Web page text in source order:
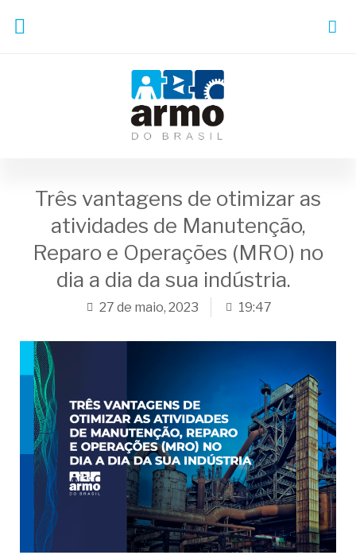
Três vantagens de otimizar as
atividades de Manutenção,
Reparo e Operações (MRO) no
dia a dia da sua indústria.
27 de maio, 2023 19:47